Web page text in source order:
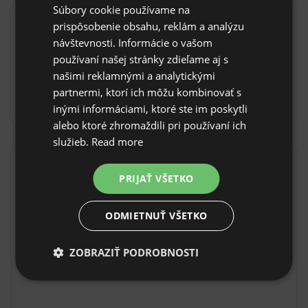
Pravidlá objektu
Čas odhlásenia: Do 10:00
Nezrušiteľná rezervácia
Port de Pollença, provincia Islas Baleares, Španielsko
FRENCH
CZECH
Súbory cookie používame na
prispôsobenie obsahu, reklám a analýzu
návštevnosti. Informácie o vašom
používaní našej stránky zdieľame aj s
našimi reklamnými a analytickými
partnermi, ktorí ich môžu kombinovať s
inými informáciami, ktoré ste im poskytli
alebo ktoré zhromaždili pri používaní ich
služieb. Read more
PRIJAŤ VŠETKO
ODMIETNUŤ VŠETKO
ZOBRAZIŤ PODROBNOSTI